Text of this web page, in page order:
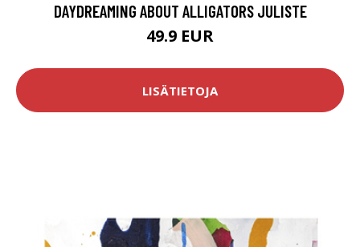
DAYDREAMING ABOUT ALLIGATORS JULISTE
49.9 EUR
LISÄTIETOJA